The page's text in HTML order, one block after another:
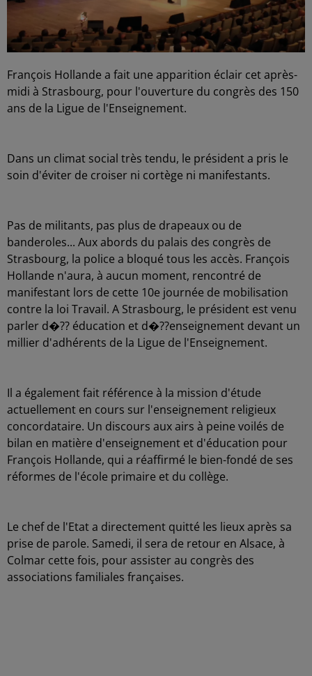
François Hollande a fait une apparition éclair cet après-
midi à Strasbourg, pour l'ouverture du congrès des 150
ans de la Ligue de l'Enseignement.
Dans un climat social très tendu, le président a pris le
soin d'éviter de croiser ni cortège ni manifestants.
Pas de militants, pas plus de drapeaux ou de
banderoles... Aux abords du palais des congrès de
Strasbourg, la police a bloqué tous les accès. François
Hollande n'aura, à aucun moment, rencontré de
manifestant lors de cette 10e journée de mobilisation
contre la loi Travail. A Strasbourg, le président est venu
parler d�?? éducation et d�??enseignement devant un
millier d'adhérents de la Ligue de l'Enseignement.
Il a également fait référence à la mission d'étude
actuellement en cours sur l'enseignement religieux
concordataire. Un discours aux airs à peine voilés de
bilan en matière d'enseignement et d'éducation pour
François Hollande, qui a réaffirmé le bien-fondé de ses
réformes de l'école primaire et du collège.
Le chef de l'Etat a directement quitté les lieux après sa
prise de parole. Samedi, il sera de retour en Alsace, à
Colmar cette fois, pour assister au congrès des
associations familiales françaises.